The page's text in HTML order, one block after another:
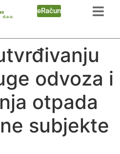
eRačun
odvoza i
otpada
subjekte